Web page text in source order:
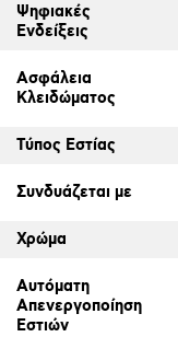
Ψηφιακές
Ενδείξεις
Ασφάλεια
Κλειδώματος
Τύπος Εστίας
Συνδυάζεται με
Χρώμα
Αυτόματη
Απενεργοποίηση
Εστιών